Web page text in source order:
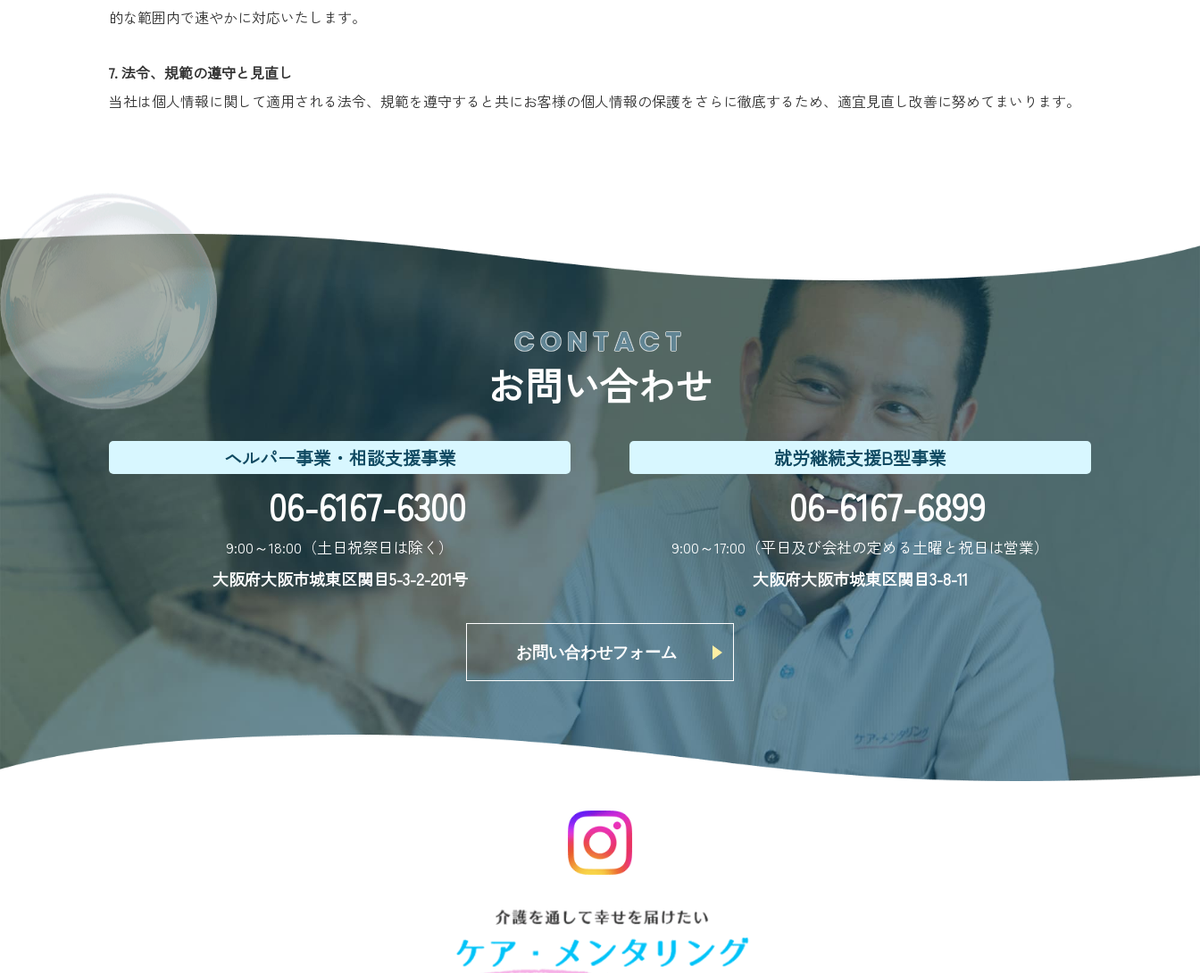
的な範囲内で速やかに対応いたします。
7.法令、規範の遵守と見直し
当社は個人情報に関して適用される法令、規範を遵守すると共にお客様の個人情報の保護をさらに徹底するため、適宜見直し改善に努めてまいります。
CONTACT
お問い合わせ
ヘルパー事業・相談支援事業
06-6167-6300
9:00～18:00（土日祝祭日は除く）
大阪府大阪市城東区関目5-3-2-201号
就労継続支援B型事業
06-6167-6899
9:00～17:00（平日及び会社の定める土曜と祝日は営業）
大阪府大阪市城東区関目3-8-11
お問い合わせフォーム